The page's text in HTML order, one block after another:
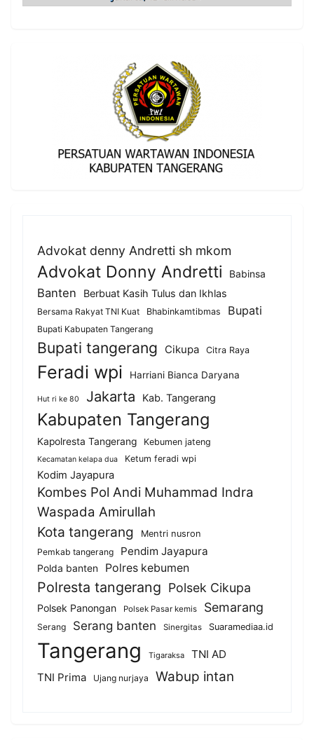
Advokat denny Andretti sh mkom
Advokat Donny Andretti Babinsa
Banten Berbuat Kasih Tulus dan Ikhlas
Bersama Rakyat TNI Kuat Bhabinkamtibmas Bupati
Bupati Kabupaten Tangerang
Bupati tangerang Cikupa Citra Raya
Feradi wpi Harriani Bianca Daryana
Hut ri ke 80 Jakarta Kab. Tangerang
Kabupaten Tangerang
Kapolresta Tangerang Kebumen jateng
Kecamatan kelapa dua Ketum feradi wpi
Kodim Jayapura
Kombes Pol Andi Muhammad Indra
Waspada Amirullah
Kota tangerang
Mentri nusron
Pemkab tangerang
Pendim Jayapura
Polda banten Polres kebumen
Polresta tangerang Polsek Cikupa
Polsek Panongan Polsek Pasar kemis Semarang
Serang Serang banten Sinergitas Suaramediaa.id
Tangerang Tigaraksa
TNI AD
TNI Prima
Ujang nurjaya Wabup intan